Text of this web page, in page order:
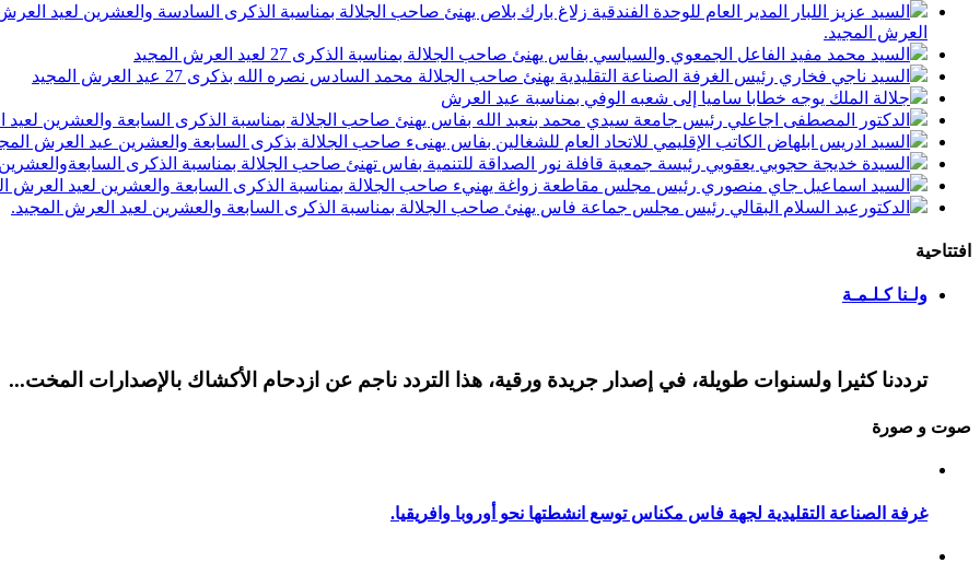
السيد عزيز اللبار المدير العام للوحدة الفندقية زلاغ بارك بلاص يهنئ صاحب الجلالة بمناسبة الذكرى السادسة والعشرين لعيد
العرش المجيد.
السيد محمد مفيد الفاعل الجمعوي والسياسي بفاس يهنئ صاحب الجلالة بمناسبة الذكرى 27 لعيد العرش المجيد
السيد ناجي فخاري رئيس الغرفة الصناعة التقليدية يهنئ صاحب الجلالة محمد السادس نصره الله بذكرى 27 عيد العرش المجيد
جلالة الملك يوجه خطابا ساميا إلى شعبه الوفي بمناسبة عيد العرش
الدكتور المصطفى اجاعلي رئيس جامعة سيدي محمد بنعبد الله بفاس يهنئ صاحب الجلالة بمناسبة الذكرى السابعة والعشرين لعيد
السيد ادريس ابلهاض الكاتب الإقليمي للاتحاد العام للشغالين بفاس يهنىء صاحب الجلالة بذكرى السابعة والعشرين عيد العرش
السيدة خديجة حجوبي يعقوبي رئيسة جمعية قافلة نور الصداقة للتنمية بفاس تهنئ صاحب الجلالة بمناسبة الذكرى
السيد اسماعيل جاي منصوري رئيس مجلس مقاطعة زواغة يهنيء صاحب الجلالة بمناسبة الذكرى السابعة والعشرين لعيد العرش
الدكتورعبد السلام البقالي رئيس مجلس جماعة فاس يهنئ صاحب الجلالة بمناسبة الذكرى السابعة والعشرين لعيد العرش المجيد.
افتتاحية
ولـنا كـلـمـة
ترددنا كثيرا ولسنوات طويلة، في إصدار جريدة ورقية، هذا التردد ناجم عن ازدحام الأكشاك بالإصدارات المخت...
صوت و صورة
غرفة الصناعة التقليدية لجهة فاس مكناس توسع انشطتها نحو أوروبا وافريقيا.